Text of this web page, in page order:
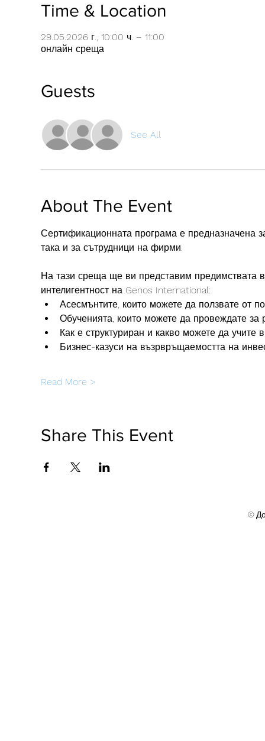
Time & Location
29.05.2026 г., 10:00 ч. – 11:00
онлайн среща
Guests
See All
About The Event
Сертификационната програма е предназначена
така и за сътрудници на фирми.
На тази среща ще ви представим предимствата
интелигентност на Genos International:
Асесмънтите, които можете да ползвате от
Обученията, които можете да провеждате
Как е структуриран и какво можете да учите
Бизнес-казуси на възрвръщаемостта на
Read More >
Share This Event
©